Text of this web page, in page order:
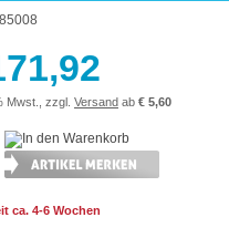
85008
Mwst., zzgl. Versand ab € 5,60
ca. 4-6 Wochen